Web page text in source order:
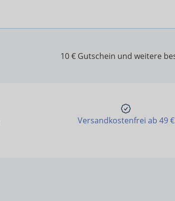
10 € Gutschein und weitere
Versandkostenfrei ab 49 €